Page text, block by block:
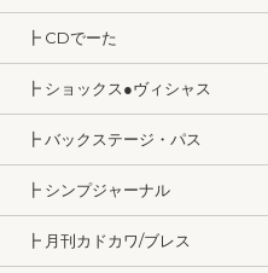
┣ CDでーた
┣ ショックス●ヴィシャス
┣ バックステージ・パス
┣ シンプジャーナル
┣ 月刊カドカワ/ブレス